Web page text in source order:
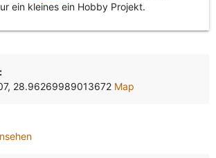
ein kleines ein Hobby Projekt.
28.96269989013672 Map